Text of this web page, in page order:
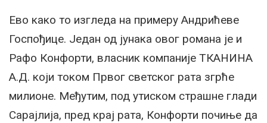
Ево како то изгледа на примеру Андрићеве
Госпођице. Један од јунака овог романа је и
Рафо Конфорти, власник компаније ТКАНИНА
А.Д. који током Првог светског рата згрће
милионе. Међутим, под утиском страшне глади
Сарајлија, пред крај рата, Конфорти почиње да